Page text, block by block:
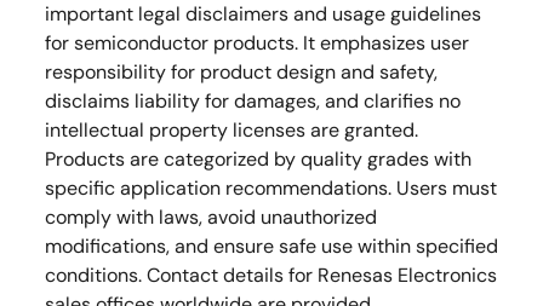
important legal disclaimers and usage guidelines
for semiconductor products. It emphasizes user
responsibility for product design and safety,
disclaims liability for damages, and clarifies no
intellectual property licenses are granted.
Products are categorized by quality grades with
specific application recommendations. Users must
comply with laws, avoid unauthorized
modifications, and ensure safe use within specified
conditions. Contact details for Renesas Electronics